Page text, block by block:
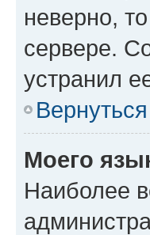
неверно,
сервере.
устранил
Моего
Наиболее